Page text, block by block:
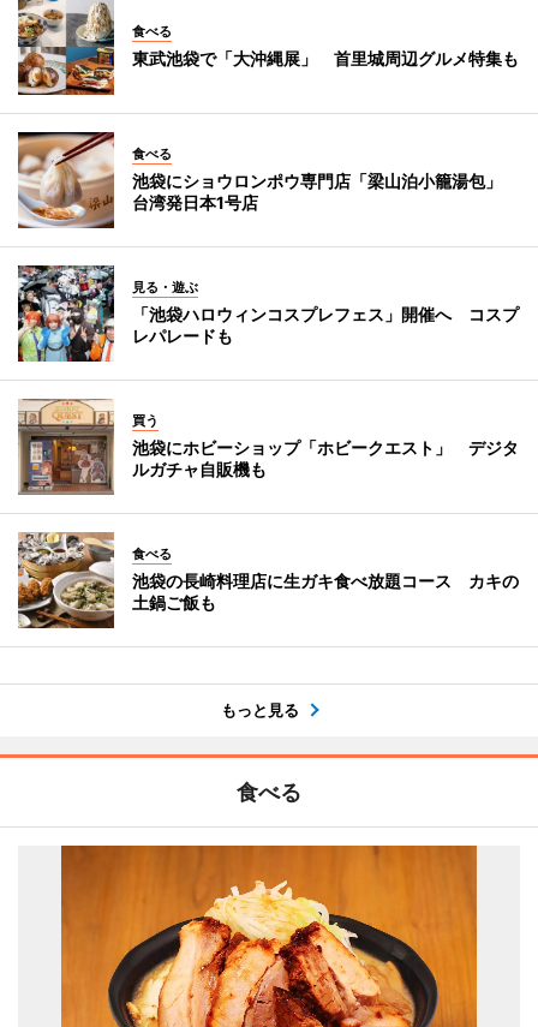
食べる
東武池袋で「大沖縄展」 首里城周辺グルメ特集も
食べる
池袋にショウロンポウ専門店「梁山泊小籠湯包」
台湾発日本1号店
見る・遊ぶ
「池袋ハロウィンコスプレフェス」開催へ コスプ
レパレードも
買う
池袋にホビーショップ「ホビークエスト」 デジタ
ルガチャ自販機も
食べる
池袋の長崎料理店に生ガキ食べ放題コース カキの
土鍋ご飯も
もっと見る
食べる